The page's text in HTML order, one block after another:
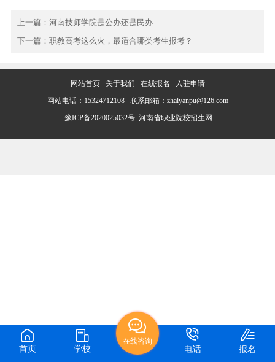
上一篇： 河南技师学院是公办还是民办
下一篇： 职教高考这么火，最适合哪类考生报考？
网站首页 关于我们 在线报名
入驻申请
网站电话：15324712108 联系邮箱：zhaiyanpu@126.com
豫ICP备2020025032号 河南省职业院校招生网
首页 学校
在线咨询
电话 报名